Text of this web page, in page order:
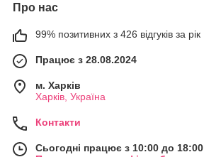
Про нас
99% позитивних з 426 відгуків за рік
Працює з 28.08.2024
м. Харків
Харків, Україна
Контакти
Сьогодні працює з 10:00 до 18:00